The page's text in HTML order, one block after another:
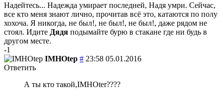
Надейтесь... Надежда умирает последней, Надя умри. Сейчас,
все кто меня знают лично, прочитав всё это, катаются по полу
хохоча. Я никогда, не был!, не был!, не был!, даже рядом не
стоял. Идите Дядя подымайте бурю в стакане где ни будь в
другом месте.
-1
IMHOtep # 23:58 05.01.2016
Ответить
А ты кто такой,IMHOter????